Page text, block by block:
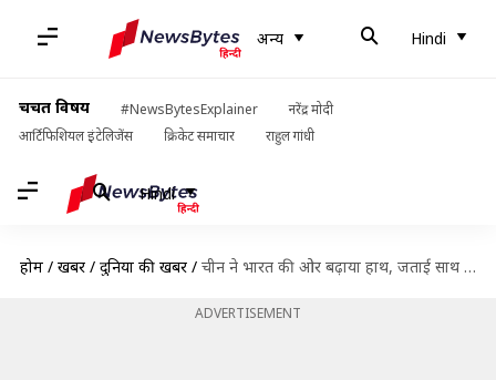
अन्य Hindi
चर्चित विषय #NewsBytesExplainer
नरेंद्र मोदी
आर्टिफिशियल इंटेलिजेंस
क्रिकेट समाचार राहुल गांधी
Hindi
होम / खबरें / दुनिया की खबरें / चीन ने भारत की ओर बढ़ाया हाथ, जताई साथ मिलकर काम करने की इच्छा
ADVERTISEMENT